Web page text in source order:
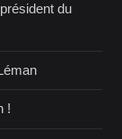
du
!